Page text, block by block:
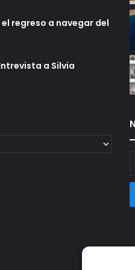
regreso a navegar del
a Silvia